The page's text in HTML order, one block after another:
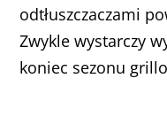
odtłuszczaczami
Zwykle wystarczy
koniec sezonu